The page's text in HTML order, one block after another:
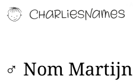
♂ Nom Martijn